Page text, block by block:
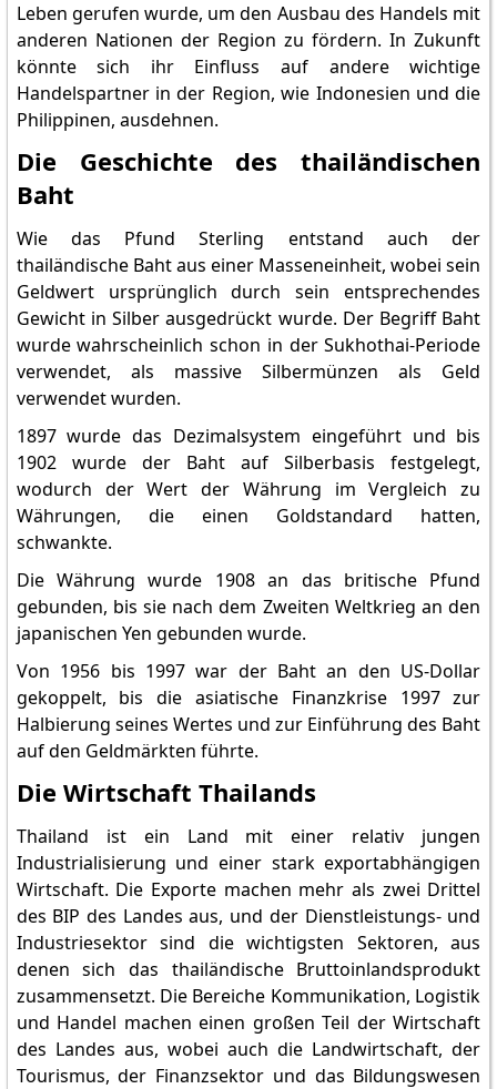
Leben gerufen wurde, um den Ausbau des Handels mit
anderen Nationen der Region zu fördern. In Zukunft
könnte sich ihr Einfluss auf andere wichtige
Handelspartner in der Region, wie Indonesien und die
Philippinen, ausdehnen.
Die Geschichte des thailändischen
Baht
Wie das Pfund Sterling entstand auch der
thailändische Baht aus einer Masseneinheit, wobei sein
Geldwert ursprünglich durch sein entsprechendes
Gewicht in Silber ausgedrückt wurde. Der Begriff Baht
wurde wahrscheinlich schon in der Sukhothai-Periode
verwendet, als massive Silbermünzen als Geld
verwendet wurden.
1897 wurde das Dezimalsystem eingeführt und bis
1902 wurde der Baht auf Silberbasis festgelegt,
wodurch der Wert der Währung im Vergleich zu
Währungen, die einen Goldstandard hatten,
schwankte.
Die Währung wurde 1908 an das britische Pfund
gebunden, bis sie nach dem Zweiten Weltkrieg an den
japanischen Yen gebunden wurde.
Von 1956 bis 1997 war der Baht an den US-Dollar
gekoppelt, bis die asiatische Finanzkrise 1997 zur
Halbierung seines Wertes und zur Einführung des Baht
auf den Geldmärkten führte.
Die Wirtschaft Thailands
Thailand ist ein Land mit einer relativ jungen
Industrialisierung und einer stark exportabhängigen
Wirtschaft. Die Exporte machen mehr als zwei Drittel
des BIP des Landes aus, und der Dienstleistungs- und
Industriesektor sind die wichtigsten Sektoren, aus
denen sich das thailändische Bruttoinlandsprodukt
zusammensetzt. Die Bereiche Kommunikation, Logistik
und Handel machen einen großen Teil der Wirtschaft
des Landes aus, wobei auch die Landwirtschaft, der
Tourismus, der Finanzsektor und das Bildungswesen